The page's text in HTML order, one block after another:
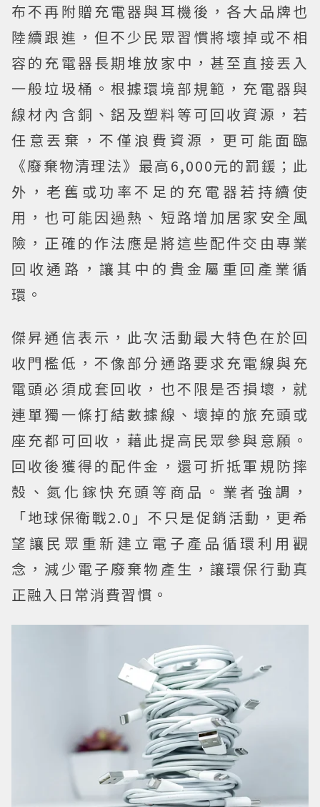
布不再附贈充電器與耳機後，各大品牌也
陸續跟進，但不少民眾習慣將壞掉或不相
容的充電器長期堆放家中，甚至直接丟入
一般垃圾桶。根據環境部規範，充電器與
線材內含銅、鋁及塑料等可回收資源，若
任意丟棄，不僅浪費資源，更可能面臨
《廢棄物清理法》最高6,000元的罰鍰；此
外，老舊或功率不足的充電器若持續使
用，也可能因過熱、短路增加居家安全風
險，正確的作法應是將這些配件交由專業
回收通路，讓其中的貴金屬重回產業循
環。
傑昇通信表示，此次活動最大特色在於回
收門檻低，不像部分通路要求充電線與充
電頭必須成套回收，也不限是否損壞，就
連單獨一條打結數據線、壞掉的旅充頭或
座充都可回收，藉此提高民眾參與意願。
回收後獲得的配件金，還可折抵軍規防摔
殼、氮化鎵快充頭等商品。業者強調，
「地球保衛戰2.0」不只是促銷活動，更希
望讓民眾重新建立電子產品循環利用觀
念，減少電子廢棄物產生，讓環保行動真
正融入日常消費習慣。